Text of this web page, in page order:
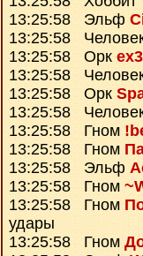
13:25:58 Эльф
13:25:58
13:25:58 Орк
13:25:58
13:25:58 Орк
13:25:58
13:25:58 Гном
13:25:58 Гном
13:25:58 Эльф
13:25:58 Гном
13:25:58 Гном
удары
13:25:58 Гном